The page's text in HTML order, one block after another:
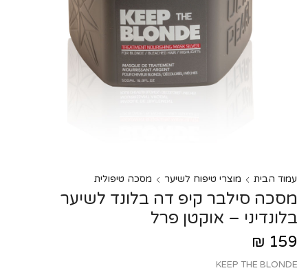
עמוד הבית מוצרי טיפוח לשיער מסכה טיפולית
מסכה סילבר קיפ דה בלונד לשיער
בלונדיני – אוקטן פרל
₪ 159
KEEP THE BLONDE